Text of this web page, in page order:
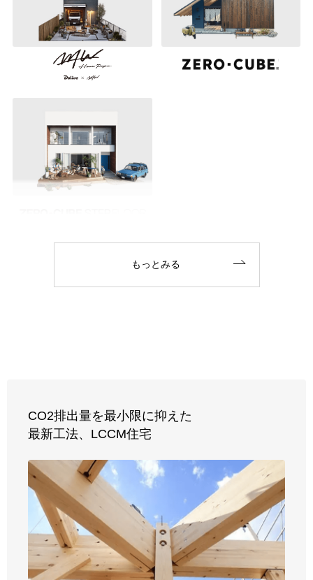
もっとみる
CO2排出量を最小限に抑えた
最新工法、 LCCM住宅